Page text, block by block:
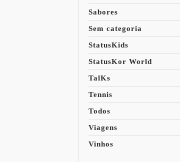
Sabores
Sem categoria
StatusKids
StatusKor World
TalKs
Tennis
Todos
Viagens
Vinhos